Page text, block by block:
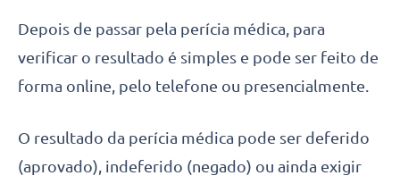
Depois de passar pela perícia médica, para
verificar o resultado é simples e pode ser feito de
forma online, pelo telefone ou presencialmente.
O resultado da perícia médica pode ser deferido
(aprovado), indeferido (negado) ou ainda exigir